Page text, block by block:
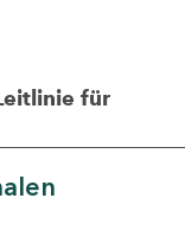
für